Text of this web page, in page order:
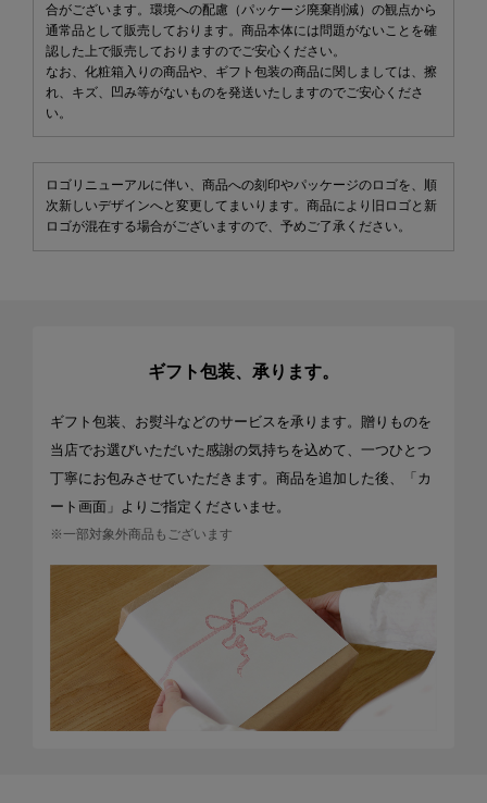
合がございます。環境への配慮（パッケージ廃棄削減）の観点から
通常品として販売しております。商品本体には問題がないことを確
認した上で販売しておりますのでご安心ください。
なお、化粧箱入りの商品や、ギフト包装の商品に関しましては、擦
れ、キズ、凹み等がないものを発送いたしますのでご安心くださ
い。
ロゴリニューアルに伴い、商品への刻印やパッケージのロゴを、順
次新しいデザインへと変更してまいります。商品により旧ロゴと新
ロゴが混在する場合がございますので、予めご了承ください。
ギフト包装、承ります。
ギフト包装、お熨斗などのサービスを承ります。贈りものを
当店でお選びいただいた感謝の気持ちを込めて、一つひとつ
丁寧にお包みさせていただきます。商品を追加した後、「カ
ート画面」よりご指定くださいませ。
※一部対象外商品もございます